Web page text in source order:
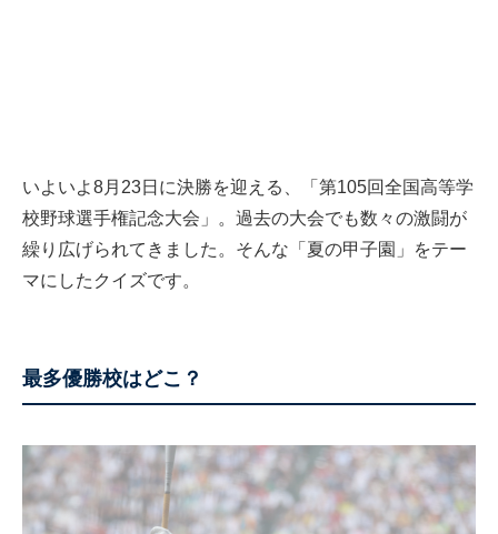
いよいよ8月23日に決勝を迎える、「第105回全国高等学
校野球選手権記念大会」。過去の大会でも数々の激闘が
繰り広げられてきました。そんな「夏の甲子園」をテー
マにしたクイズです。
最多優勝校はどこ？